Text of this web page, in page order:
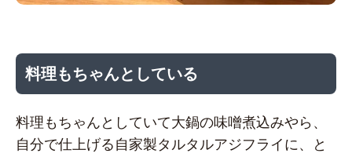
料理もちゃんとしている
料理もちゃんとしていて大鍋の味噌煮込みやら、
自分で仕上げる自家製タルタルアジフライに、と